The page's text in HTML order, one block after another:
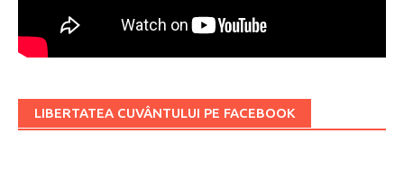
LIBERTATEA CUVÂNTULUI PE FACEBOOK